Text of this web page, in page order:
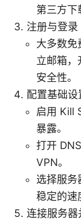
第三方下
注册与登录
大多数免
立邮箱，
安全性。
配置基础设
启用 Kill
暴露。
打开
VPN。
选择服务
稳定的速
连接服务